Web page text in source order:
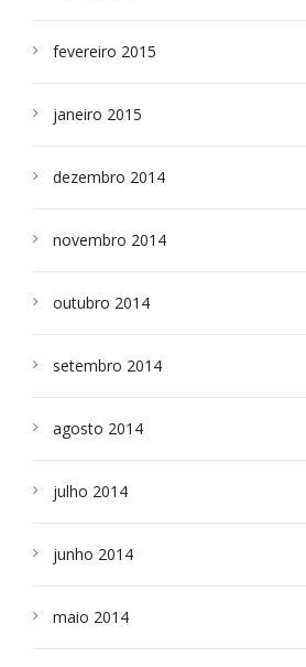
fevereiro 2015
janeiro 2015
dezembro 2014
novembro 2014
outubro 2014
setembro 2014
agosto 2014
julho 2014
junho 2014
maio 2014